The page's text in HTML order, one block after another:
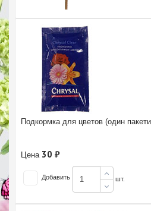
Подкормка для цветов (один
Цена 30 ₽
Добавить шт.